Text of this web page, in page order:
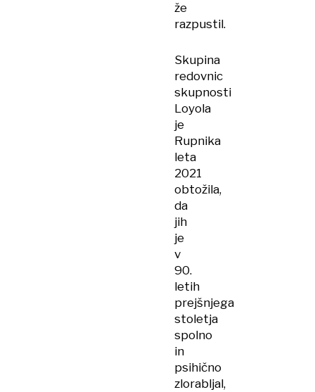
že
razpustil.
Skupina
redovnic
skupnosti
Loyola
je
Rupnika
leta
2021
obtožila,
da
jih
je
v
90.
letih
prejšnjega
stoletja
spolno
in
psihično
zlorabljal,